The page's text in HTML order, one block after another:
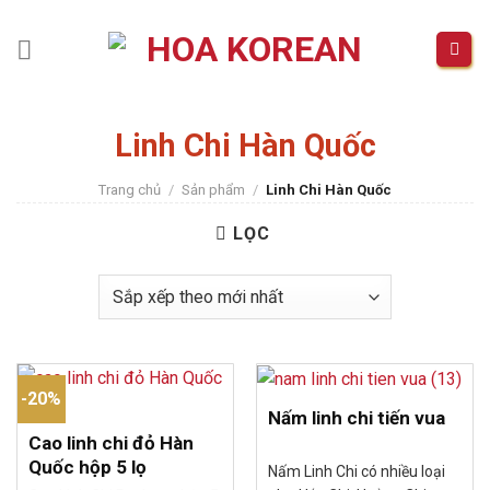
content
Linh Chi Hàn Quốc
Trang chủ / Sản phẩm / Linh Chi Hàn Quốc
LỌC
-20%
Cao linh chi đỏ Hàn
Quốc hộp 5 lọ
Nấm linh chi tiến vua
Nấm Linh Chi có nhiều loại